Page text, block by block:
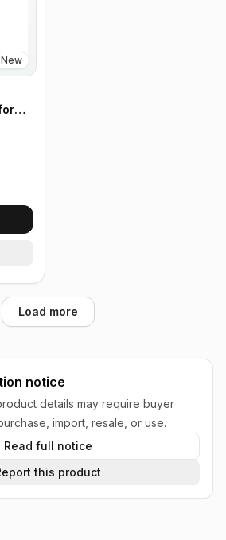
New
Box
Load more
notice
details may require buyer
import, resale, or use.
Read full notice
this product